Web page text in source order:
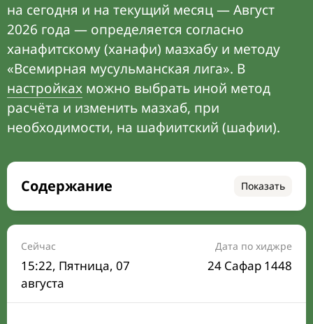
на сегодня и на текущий месяц — Август
2026 года — определяется согласно
ханафитскому (ханафи) мазхабу и методу
«Всемирная мусульманская лига». В
настройках можно выбрать иной метод
расчёта и изменить мазхаб, при
необходимости, на шафиитский (шафии).
Содержание Показать
Время намаза на сегодня
Расписание на месяц
Время Сухура и Ифтара на сегодня
Календарь рамадана
Сейчас
15:22, Пятница, 07
августа
Дата по хиджре
24 Сафар 1448